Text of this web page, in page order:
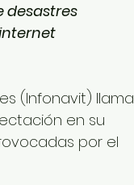
desastres
(Infonavit) llama
en su
por el